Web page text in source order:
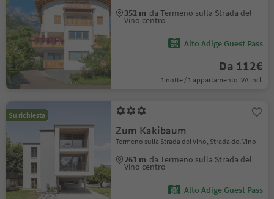
352 m da Termeno sulla Strada del
Vino centro
Alto Adige Guest Pass
Da 112€
1 notte / 1 appartamento IVA incl.
Su richiesta
Zum Kakibaum
Termeno sulla Strada del Vino, Strada del Vino
261 m da Termeno sulla Strada del
Vino centro
Alto Adige Guest Pass